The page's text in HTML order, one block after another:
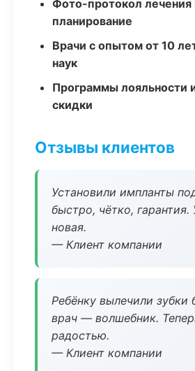
Фото-протокол
планирование
Врачи с опытом от 10
наук
Программы лояльности
скидки
Отзывы клиентов
Установили импланты
быстро, чётко, гарантия.
новая.
— Клиент компании
Ребёнку вылечили зубки
врач — волшебник.
радостью.
— Клиент компании